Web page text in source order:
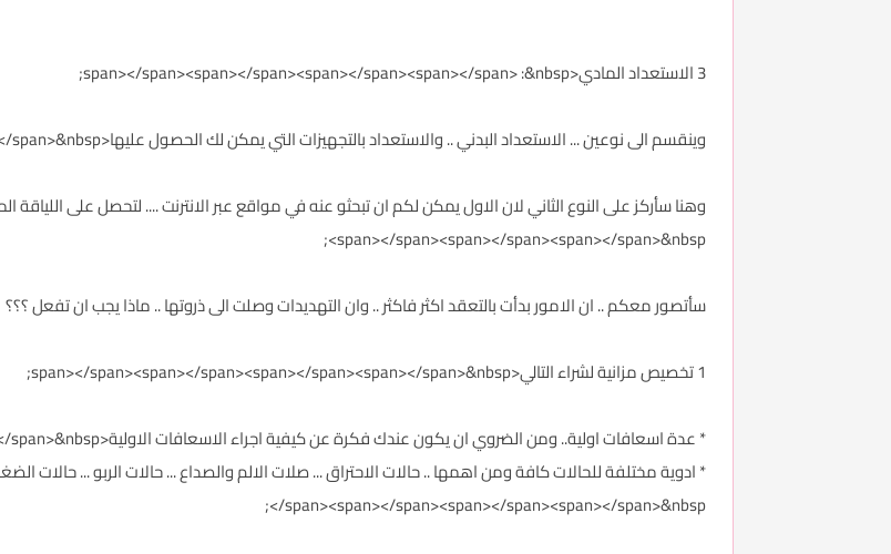
3 الاستعداد المادي<span></span><span></span><span></span><span></span> :&nbsp;
وينقسم الى نوعين ... الاستعداد البدني .. والاستعداد بالتجهيزات التي يمكن لك الحصول عليها<span></span><span></span><span></span><span></span>&nbsp;
<span></span><span></span><span></span>&nbsp;
سأتصور معكم .. ان الامور بدأت بالتعقد اكثر فاكثر .. وان التهديدات وصلت الى ذروتها .. ماذا يجب ان تفعل ؟؟؟
1 تخصيص مزانية لشراء التالي<span></span><span></span><span></span><span></span>&nbsp;
* عدة اسعافات اولية.. ومن الضروي ان يكون عندك فكرة عن كيفية اجراء الاسعافات الاولية<span></span><span></span><span></span><span></span>&nbsp;
</span><span></span><span></span><span></span>&nbsp;